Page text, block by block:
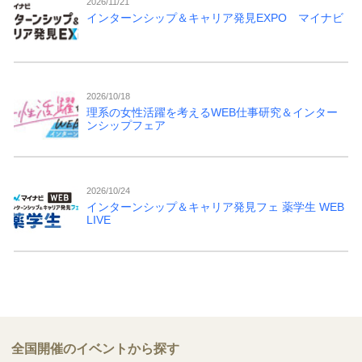
インターンシップ＆キャリア発見EXPO マイナビ
2026/10/18
理系の女性活躍を考えるWEB仕事研究＆インター
ンシップフェア
2026/10/24
インターンシップ＆キャリア発見フェ 薬学生 WEB
LIVE
全国開催のイベントから探す